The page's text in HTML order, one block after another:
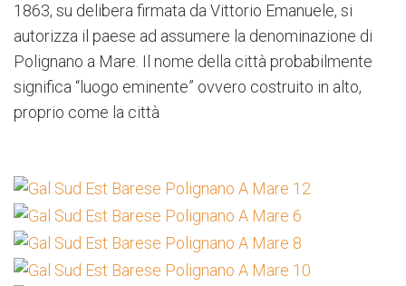
1863, su delibera firmata da Vittorio Emanuele, si
autorizza il paese ad assumere la denominazione di
Polignano a Mare. Il nome della città probabilmente
significa “luogo eminente” ovvero costruito in alto,
proprio come la città